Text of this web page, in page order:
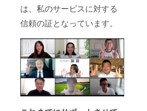
は、私のサービスに対する
信頼の証となっています。